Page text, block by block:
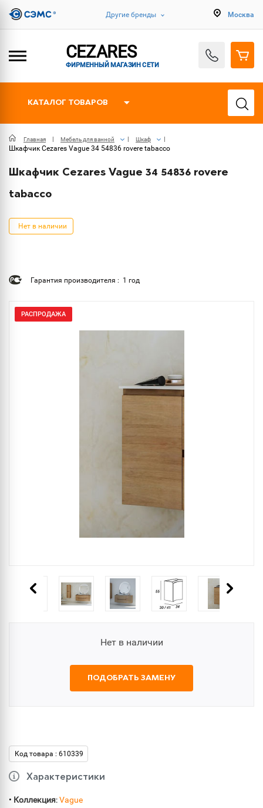
Другие бренды Москва
CEZARES
ФИРМЕННЫЙ МАГАЗИН СЕТИ
КАТАЛОГ ТОВАРОВ
Главная Мебель для ванной Шкаф
Шкафчик Cezares Vague 34 54836 rovere tabacco
Шкафчик Cezares Vague 34 54836 rovere
tabacco
Нет в наличии
Гарантия производителя : 1 год
РАСПРОДАЖА
Нет в наличии
ПОДОБРАТЬ ЗАМЕНУ
Код товара : 610339
Характеристики
• Коллекция:Vague